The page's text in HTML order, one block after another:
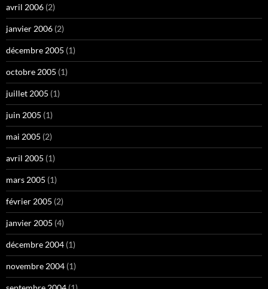
avril 2006 (2)
janvier 2006 (2)
décembre 2005 (1)
octobre 2005 (1)
juillet 2005 (1)
juin 2005 (1)
mai 2005 (2)
avril 2005 (1)
mars 2005 (1)
février 2005 (2)
janvier 2005 (4)
décembre 2004 (1)
novembre 2004 (1)